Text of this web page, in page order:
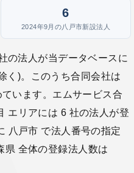
6
2024年9月の八戸市新設法人
の法人が当データベースに
く)。このうち合同会社は
います。エムサービス合
エリアには 6 社の法人が登
八戸市 で法人番号の指定
県 全体の登録法人数は